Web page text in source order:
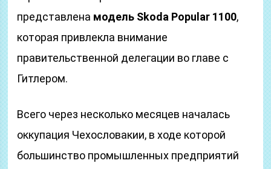
представлена модель Skoda Popular 1100,
которая привлекла внимание
правительственной делегации во главе с
Гитлером.
Всего через несколько месяцев началась
оккупация Чехословакии, в ходе которой
большинство промышленных предприятий